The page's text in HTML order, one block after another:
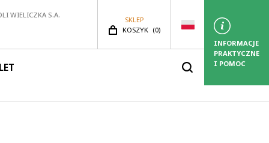
WIELICZKA S.A.
SKLEP
KOSZYK (LICZBA PRODUKTÓW:
0)
INFORMACJE
PRAKTYCZNE
I POMOC